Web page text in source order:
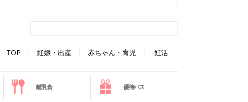
TOP 妊娠・出産 赤ちゃん・育児 妊活
離乳食 優待パス